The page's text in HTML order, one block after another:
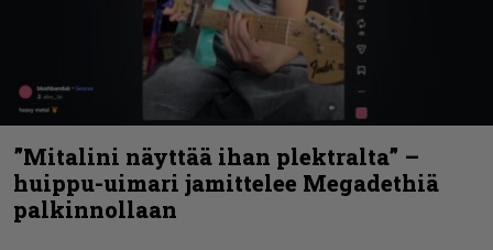
”Mitalini näyttää ihan plektralta” –
huippu-uimari jamittelee Megadethiä
palkinnollaan